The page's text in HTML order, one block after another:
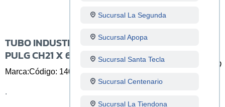
Sucursal La Segunda
Sucursal Apopa
Sucursal Santa Tecla
Sucursal Centenario
Sucursal La Tiendona
TUBO INDUSTRIAL RECTANGULAR 1-1/2X1
PULG CH21 X 6 M
Marca:Código: 140221003
.